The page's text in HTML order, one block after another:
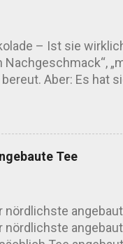
– Ist sie
Aber: Es hat
mehrere
wirkt oft etwas kühl
Tee
nördlichste
nördlichste